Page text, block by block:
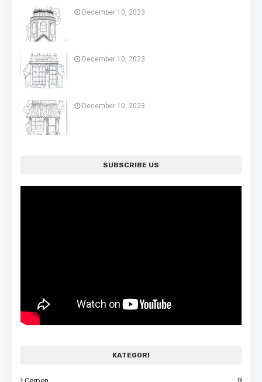
December 10, 2023
December 10, 2023
December 10, 2023
SUBSCRIBE US
KATEGORI